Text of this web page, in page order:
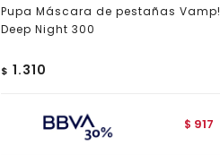
Pupa Máscara de pestañas Vamp!
Deep Night 300
$ 1.310
$ 917